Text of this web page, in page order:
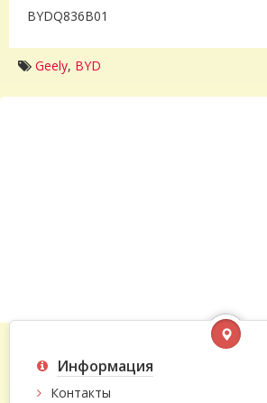
BYDQ836B01
Geely, BYD
Информация
Контакты